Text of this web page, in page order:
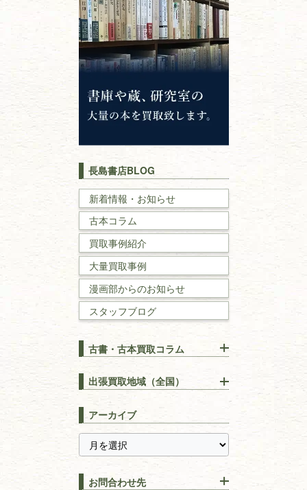
仏教書
神道・神社仏閣
イスラム教
キリスト教
世界史・
戦記・戦史
国文学・
理工書
数学書・物理学書
建築書
漢方・鍼灸・東洋医学
易学・占い
スピリチュアル・
全集・
趣味・教養
長島書店BLOG
新着情報・お知らせ
古本コラム
買取事例紹介
大量買取事例
漫画部からのお知らせ
スタッフブログ
古書・古本買取コラム
りOK！効率的に売る方法
宅配買取は古本を送るだけ！
長島書店の便利な買取サービ
ス
【持ち込み買取】店頭で簡単
に古本を売るメリットとは？
古本を高く売る方法！買取で
上手な売り方のコツを解説
出張買取地域（全国）
東京都
千葉県
神奈川県
静岡県
アーカイブ
お問合わせ先